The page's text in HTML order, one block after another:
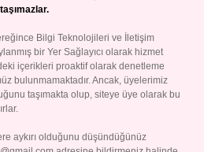
Bilgi Teknolojileri ve İletişim
bir Yer Sağlayıcı olarak hizmet
içerikleri proaktif olarak denetleme
bulunmamaktadır. Ancak, üyelerimiz
taşımakta olup, siteye üye olarak bu
aykırı olduğunu düşündüğünüz